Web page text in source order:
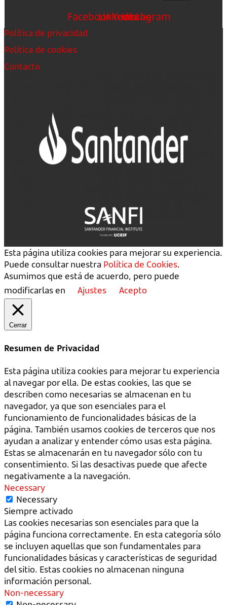
FacebookLinkedin
Youtube
Instagram
Política de privacidad
Política de cookies
Contacto
Esta página utiliza cookies para mejorar su experiencia.
Puede consultar nuestra Política de Cookies.
Asumimos que está de acuerdo, pero puede
modificarlas en
Ajustes Acepto
Cerrar
Resumen de Privacidad
Esta página utiliza cookies para mejorar tu experiencia
al navegar por ella. De estas cookies, las que se
describen como necesarias se almacenan en tu
navegador, ya que son esenciales para el
funcionamiento de funcionalidades básicas de la
página. También usamos cookies de terceros que nos
ayudan a analizar y entender cómo usas esta página.
Estas se almacenarán en tu navegador sólo con tu
consentimiento. Si las desactivas puede que afecte
negativamente a la navegación.
Necessary
Necessary
Siempre activado
Las cookies necesarias son esenciales para que la
página funciona correctamente. En esta categoría sólo
se incluyen aquellas que son fundamentales para
funcionalidades básicas y características de seguridad
del sitio. Estas cookies no almacenan ninguna
información personal.
Non-necessary